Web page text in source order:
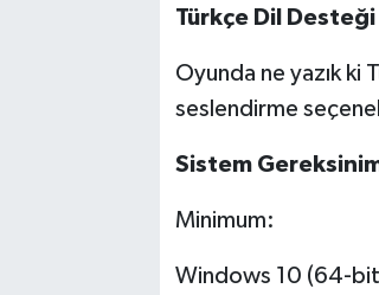
Türkçe Dil Desteği
Oyunda ne yazık ki
seslendirme
Sistem
Minimum:
Windows 10 (64-